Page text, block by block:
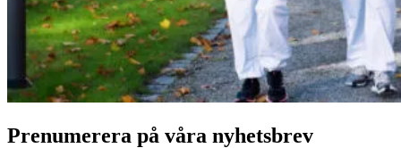
Prenumerera på våra nyhetsbrev